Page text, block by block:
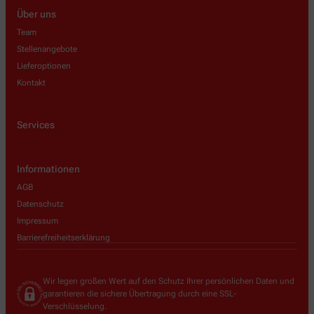
Über uns
Team
Stellenangebote
Lieferoptionen
Kontakt
Services
Informationen
AGB
Datenschutz
Impressum
Barrierefreiheitserklärung
Wir legen großen Wert auf den Schutz Ihrer persönlichen Daten und
garantieren die sichere Übertragung durch eine SSL-
Verschlüsselung.